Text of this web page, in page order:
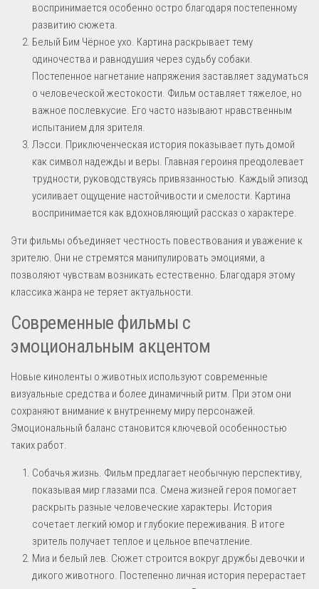
воспринимается особенно остро благодаря постепенному
развитию сюжета.
Белый Бим Чёрное ухо. Картина раскрывает тему
одиночества и равнодушия через судьбу собаки.
Постепенное нагнетание напряжения заставляет задуматься
о человеческой жестокости. Фильм оставляет тяжелое, но
важное послевкусие. Его часто называют нравственным
испытанием для зрителя.
Лэсси. Приключенческая история показывает путь домой
как символ надежды и веры. Главная героиня преодолевает
трудности, руководствуясь привязанностью. Каждый эпизод
усиливает ощущение настойчивости и смелости. Картина
воспринимается как вдохновляющий рассказ о характере.
Эти фильмы объединяет честность повествования и уважение к
зрителю. Они не стремятся манипулировать эмоциями, а
позволяют чувствам возникать естественно. Благодаря этому
классика жанра не теряет актуальности.
Современные фильмы с
эмоциональным акцентом
Новые киноленты о животных используют современные
визуальные средства и более динамичный ритм. При этом они
сохраняют внимание к внутреннему миру персонажей.
Эмоциональный баланс становится ключевой особенностью
таких работ.
Собачья жизнь. Фильм предлагает необычную перспективу,
показывая мир глазами пса. Смена жизней героя помогает
раскрыть разные человеческие характеры. История
сочетает легкий юмор и глубокие переживания. В итоге
зритель получает теплое и цельное впечатление.
Миа и белый лев. Сюжет строится вокруг дружбы девочки и
дикого животного. Постепенно личная история перерастает